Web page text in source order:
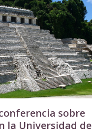
sobre
la Universidad de